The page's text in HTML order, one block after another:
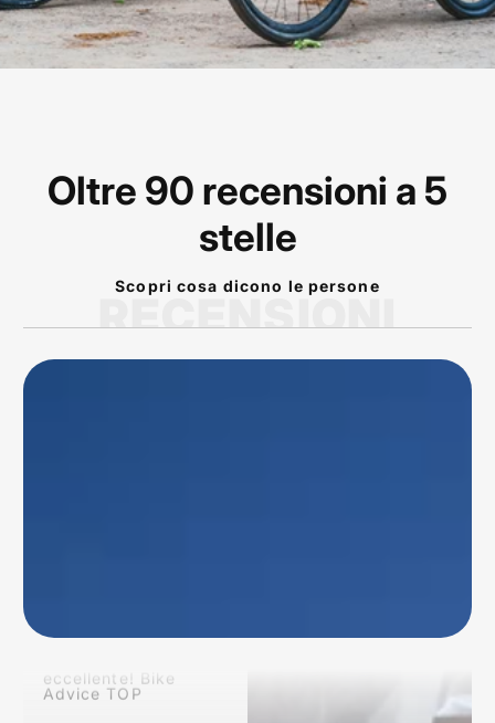
Oltre 90 recensioni a 5
stelle
Scopri cosa dicono le persone
RECENSIONI
eccellente! Bike